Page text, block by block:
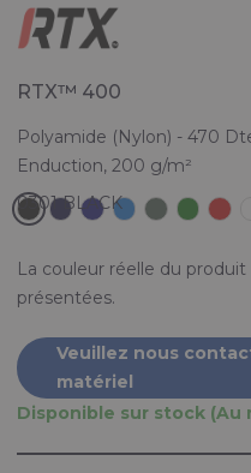
RTX™ 400
Polyamide (Nylon) - 470
Enduction, 200 g/m²
La couleur réelle du
présentées.
Veuillez nous
matériel
Disponible sur stock (Au